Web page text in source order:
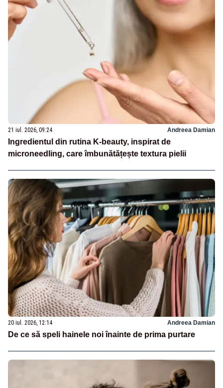
21 iul. 2026, 09:24 Andreea Damian
Ingredientul din rutina K-beauty, inspirat de
microneedling, care îmbunătățește textura pielii
20 iul. 2026, 12:14 Andreea Damian
De ce să speli hainele noi înainte de prima purtare